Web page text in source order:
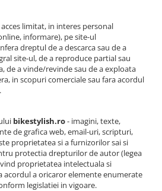
limitat, in interes personal
informare), pe site-ul
dreptul de a descarca sau de a
site-ul, de a reproduce partial sau
de a vinde/revinde sau de a exploata
in scopuri comerciale sau fara acordul
bikestylish.ro- imagini, texte,
de grafica web, email-uri, scripturi,
proprietatea si a furnizorilor sai si
protectia drepturilor de autor (legea
proprietatea intelectuala si
acordul a oricaror elemente enumerate
legislatiei in vigoare.